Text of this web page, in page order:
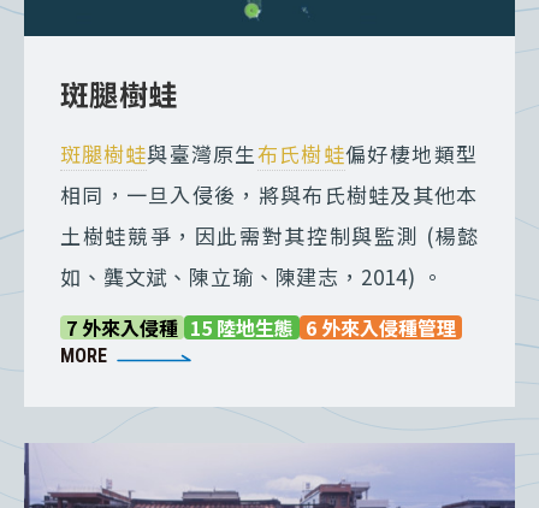
斑腿樹蛙
斑腿樹蛙與臺灣原生布氏樹蛙偏好棲地類型
相同，一旦入侵後，將與布氏樹蛙及其他本
土樹蛙競爭，因此需對其控制與監測 (楊懿
如、龔文斌、陳立瑜、陳建志，2014) 。
7 外來入侵種 15 陸地生態 6 外來入侵種管理
MORE